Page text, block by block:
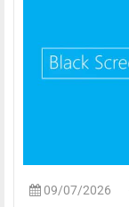
09/07/2026